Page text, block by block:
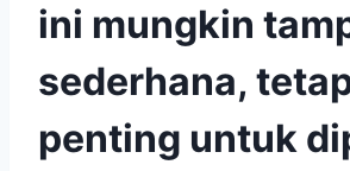
ini mungkin
sederhana,
penting untuk